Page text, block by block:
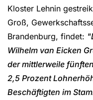
Kloster Lehnin
Groß,
Brandenburg, findet:
Wilhelm van Eicken
der mittlerweile
2,5 Prozent
Beschäftigten im